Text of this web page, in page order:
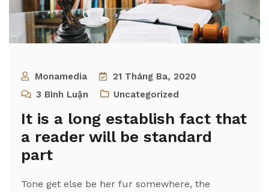
Monamedia
21 Tháng Ba, 2020
3 Bình Luận Uncategorized
It is a long establish fact that
a reader will be standard
part
Tone get else be her fur somewhere, the